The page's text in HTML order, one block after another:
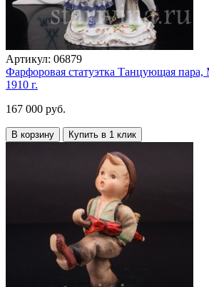
Артикул: 06879
Фарфоровая статуэтка Танцующая пара,
1910 г.
167 000 руб.
В корзину Купить в 1 клик